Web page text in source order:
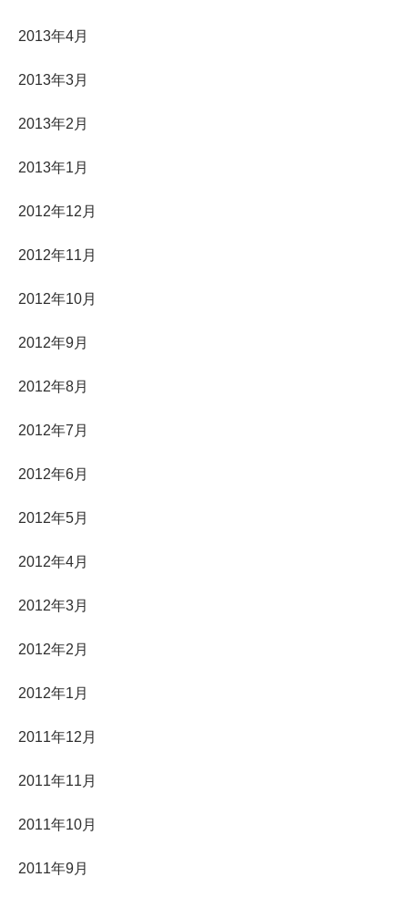
2013年4月
2013年3月
2013年2月
2013年1月
2012年12月
2012年11月
2012年10月
2012年9月
2012年8月
2012年7月
2012年6月
2012年5月
2012年4月
2012年3月
2012年2月
2012年1月
2011年12月
2011年11月
2011年10月
2011年9月